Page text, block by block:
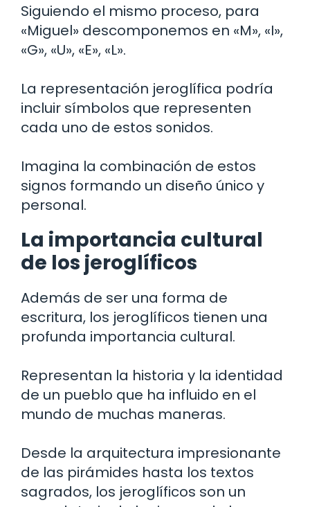
Siguiendo el mismo proceso, para
«Miguel» descomponemos en «M», «I»,
«G», «U», «E», «L».
La representación jeroglífica podría
incluir símbolos que representen
cada uno de estos sonidos.
Imagina la combinación de estos
signos formando un diseño único y
personal.
La importancia cultural
de los jeroglíficos
Además de ser una forma de
escritura, los jeroglíficos tienen una
profunda importancia cultural.
Representan la historia y la identidad
de un pueblo que ha influido en el
mundo de muchas maneras.
Desde la arquitectura impresionante
de las pirámides hasta los textos
sagrados, los jeroglíficos son un